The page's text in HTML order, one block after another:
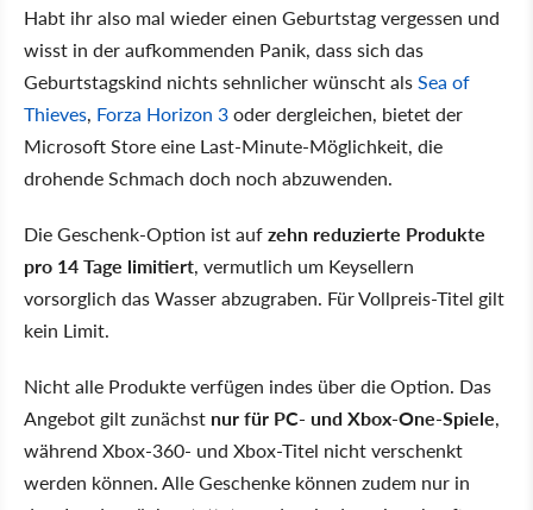
Habt ihr also mal wieder einen Geburtstag vergessen und
wisst in der aufkommenden Panik, dass sich das
Geburtstagskind nichts sehnlicher wünscht alsSea of
Thieves, Forza Horizon 3oder dergleichen, bietet der
Microsoft Store eine Last-Minute-Möglichkeit, die
drohende Schmach doch noch abzuwenden.
Die Geschenk-Option ist aufzehn reduzierte Produkte
pro 14 Tage limitiert, vermutlich um Keysellern
vorsorglich das Wasser abzugraben. Für Vollpreis-Titel gilt
kein Limit.
Nicht alle Produkte verfügen indes über die Option. Das
Angebot gilt zunächst nur für PC- und Xbox-One-Spiele,
während Xbox-360- und Xbox-Titel nicht verschenkt
werden können. Alle Geschenke können zudem nur in